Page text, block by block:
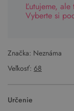
Ľutujeme,
Vyberte si
Značka: Neznáma
Veľkosť: 68
Určenie